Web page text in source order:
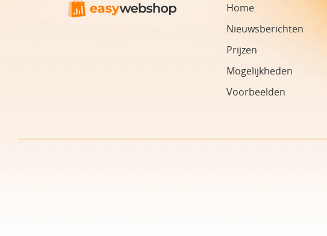
Home
Nieuwsberichten
Prijzen
Mogelijkheden
Voorbeelden